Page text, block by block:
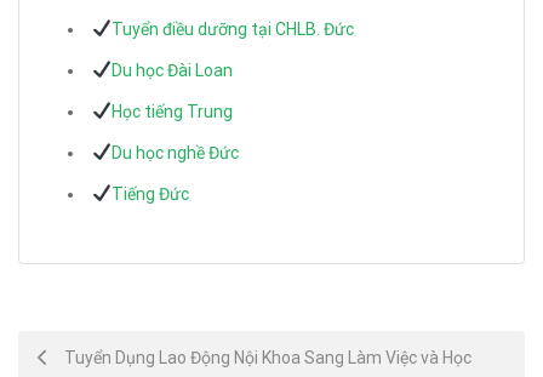
Tuyển điều dưỡng tại CHLB. Đức
Du học Đài Loan
Học tiếng Trung
Du học nghề Đức
Tiếng Đức
PostTuyển Dụng Lao Động Nội Khoa Sang Làm Việc và Học